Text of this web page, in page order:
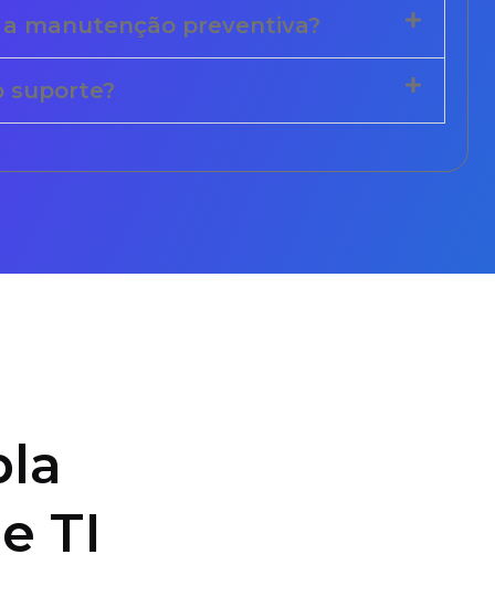
manutenção preventiva?
suporte?
TI